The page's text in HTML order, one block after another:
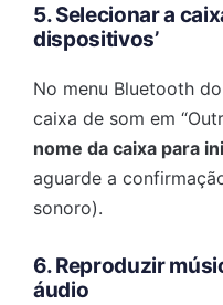
5. Selecionar a
dispositivos’
No menu Bluetooth
caixa de som em
nome da caixa para
aguarde a
sonoro).
6. Reproduzir
áudio